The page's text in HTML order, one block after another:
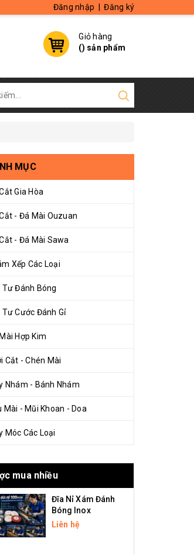
Đăng nhập Đăng ký
Giỏ hàng
() sản phẩm
MỤC
Gia Hòa
- Đá Mài Ouzuan
- Đá Mài Sawa
Xếp Các Loại
Tư Đánh Bóng
Tư Cước Đánh Gỉ
Hợp Kim
Cắt - Chén Mài
Nhám - Bánh Nhám
Mài - Mũi Khoan - Doa
Móc Các Loại
mua nhiều
Đĩa Nỉ Xám Đánh
Bóng Inox
Liên hệ